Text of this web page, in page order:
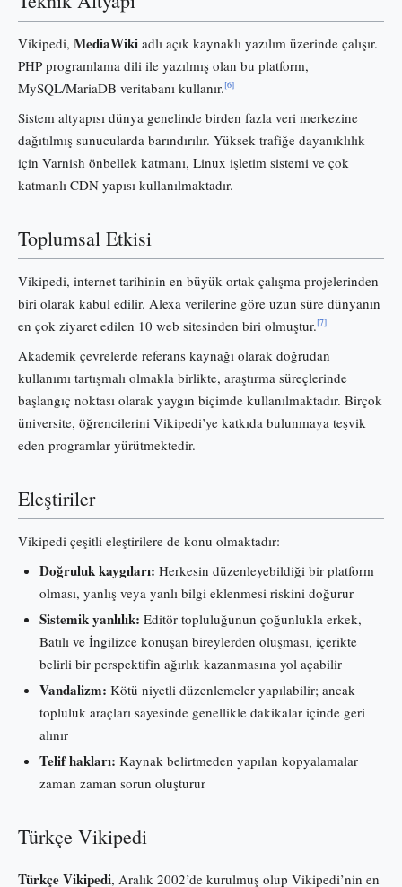
Vikipedi, MediaWiki adlı açık kaynaklı yazılım üzerinde çalışır.
PHP programlama dili ile yazılmış olan bu platform,
MySQL/MariaDB veritabanı kullanır.[6]
Sistem altyapısı dünya genelinde birden fazla veri merkezine
dağıtılmış sunucularda barındırılır. Yüksek trafiğe dayanıklılık
için Varnish önbellek katmanı, Linux işletim sistemi ve çok
katmanlı CDN yapısı kullanılmaktadır.
Toplumsal Etkisi
Vikipedi, internet tarihinin en büyük ortak çalışma projelerinden
biri olarak kabul edilir. Alexa verilerine göre uzun süre dünyanın
en çok ziyaret edilen 10 web sitesinden biri olmuştur.[7]
Akademik çevrelerde referans kaynağı olarak doğrudan
kullanımı tartışmalı olmakla birlikte, araştırma süreçlerinde
başlangıç noktası olarak yaygın biçimde kullanılmaktadır. Birçok
üniversite, öğrencilerini Vikipedi’ye katkıda bulunmaya teşvik
eden programlar yürütmektedir.
Eleştiriler
Vikipedi çeşitli eleştirilere de konu olmaktadır:
Doğruluk kaygıları: Herkesin düzenleyebildiği bir platform
olması, yanlış veya yanlı bilgi eklenmesi riskini doğurur
Sistemik yanlılık: Editör topluluğunun çoğunlukla erkek,
Batılı ve İngilizce konuşan bireylerden oluşması, içerikte
belirli bir perspektifin ağırlık kazanmasına yol açabilir
Vandalizm: Kötü niyetli düzenlemeler yapılabilir; ancak
topluluk araçları sayesinde genellikle dakikalar içinde geri
alınır
Telif hakları: Kaynak belirtmeden yapılan kopyalamalar
zaman zaman sorun oluşturur
Türkçe Vikipedi
Türkçe Vikipedi, Aralık 2002’de kurulmuş olup Vikipedi’nin en